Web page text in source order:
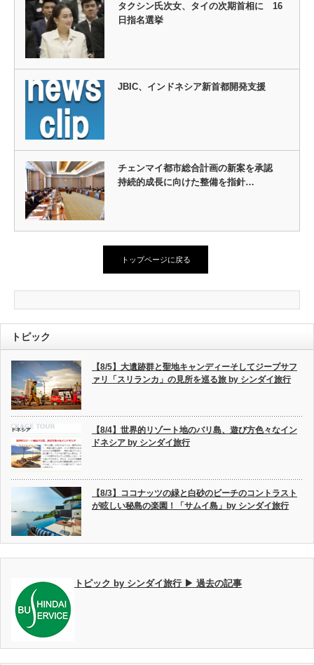
タクシン氏次女、タイの次期首相に 16
日指名選挙
JBIC、インドネシア新首都開発支援
チェンマイ都市総合計画の新案を承認
持続的成長に向けた整備を指針…
トップページに戻る
トピック
【8/5】大遺跡群と聖地キャンディーそしてジープサフ
ァリ「スリランカ」の見所を巡る旅 by シンダイ旅行
【8/4】世界的リゾート地のバリ島、遊び方色々なイン
ドネシア by シンダイ旅行
【8/3】ココナッツの緑と白砂のビーチのコントラスト
が眩しい秘島の楽園！「サムイ島」by シンダイ旅行
トピック by シンダイ旅行 ▶ 過去の記事